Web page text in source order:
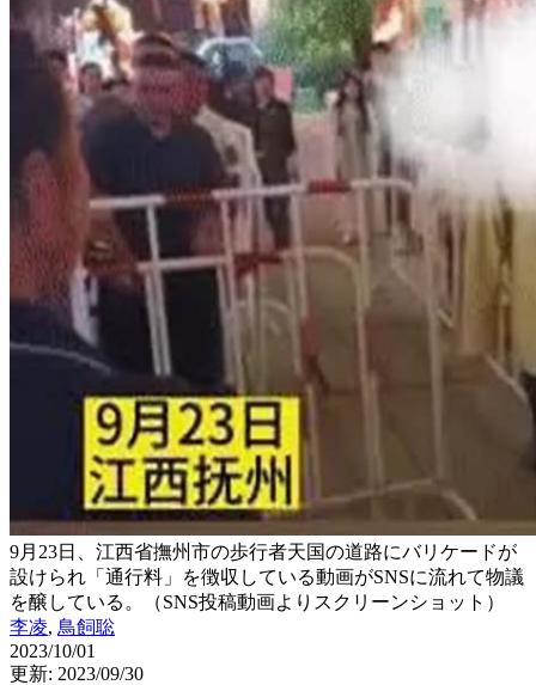
9月23日、江西省撫州市の歩行者天国の道路にバリケードが
設けられ「通行料」を徴収している動画がSNSに流れて物議
を醸している。（SNS投稿動画よりスクリーンショット）
李凌, 鳥飼聡
2023/10/01
更新: 2023/09/30